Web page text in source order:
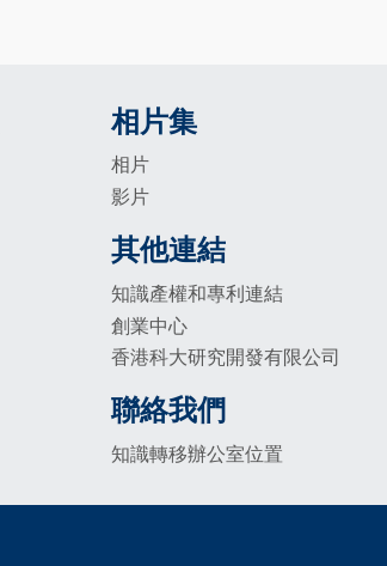
Footer
相片集
相片
影片
Footer
其他連結
知識產權和專利連結
創業中心
香港科大研究開發有限公司
Footer
聯絡我們
知識轉移辦公室位置